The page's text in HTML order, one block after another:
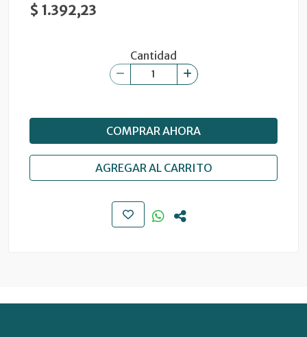
$ 1.392,23
Cantidad
COMPRAR AHORA
AGREGAR AL CARRITO